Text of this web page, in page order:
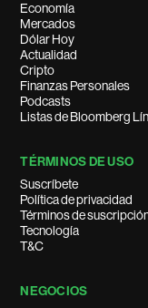
Economía
Mercados
Dólar Hoy
Actualidad
Cripto
Finanzas Personales
Podcasts
Listas de Bloomberg
TÉRMINOS DE USO
Suscríbete
Política de privacidad
Términos de
Tecnología
T&C
NEGOCIOS